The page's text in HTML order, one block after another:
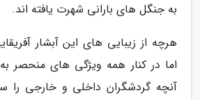
به جنگل های بارانی شهرت یافته اند.
هرچه از زیبایی های این آبشار
اما در کنار همه ویژگی های منحصر به
آنچه گردشگران داخلی و خارجی را